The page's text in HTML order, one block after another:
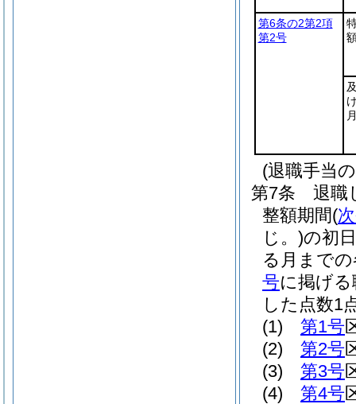
第6条の2第2項
第2号
(退職手当
第7条
退職
整額期間(
じ。)の初
る月まで
号に掲げ
した点数1
(1)
第1号
(2)
第2号
(3)
第3号
(4)
第4号